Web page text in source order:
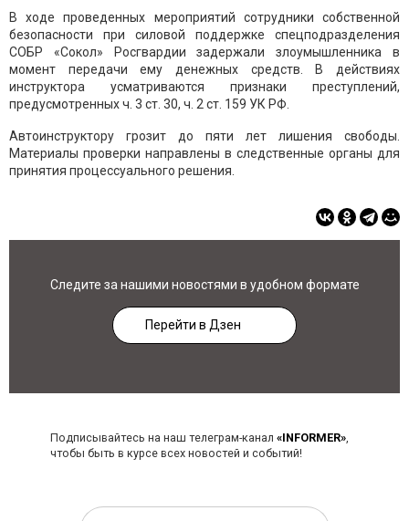
В ходе проведенных мероприятий сотрудники собственной
безопасности при силовой поддержке спецподразделения
СОБР «Сокол» Росгвардии задержали злоумышленника в
момент передачи ему денежных средств. В действиях
инструктора усматриваются признаки преступлений,
предусмотренных ч. 3 ст. 30, ч. 2 ст. 159 УК РФ.
Автоинструктору грозит до пяти лет лишения свободы.
Материалы проверки направлены в следственные органы для
принятия процессуального решения.
Следите за нашими новостями в удобном формате
Перейти в Дзен
Подписывайтесь на наш телеграм-канал «INFORMER»,
чтобы быть в курсе всех новостей и событий!